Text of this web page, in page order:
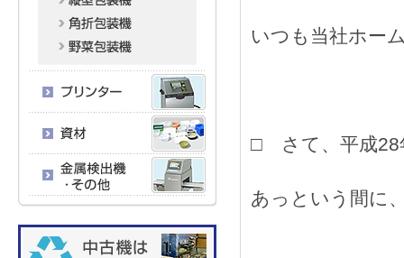
いつも当社ホー
□ さて、平成28
あっという間に